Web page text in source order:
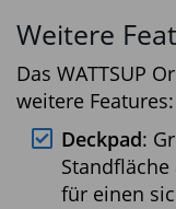
Weitere
Das WATTSUP
weitere Features:
Deckpad:
für einen